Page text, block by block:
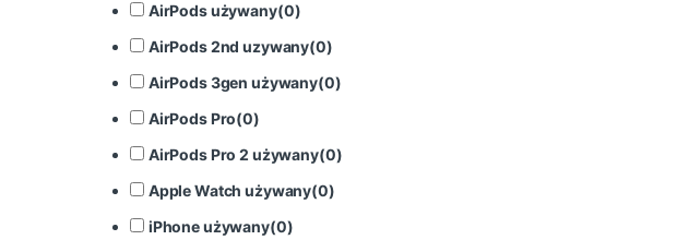
AirPods używany(0)
AirPods 2nd uzywany(0)
AirPods 3gen używany(0)
AirPods Pro(0)
AirPods Pro 2 używany(0)
Apple Watch używany(0)
iPhone używany(0)